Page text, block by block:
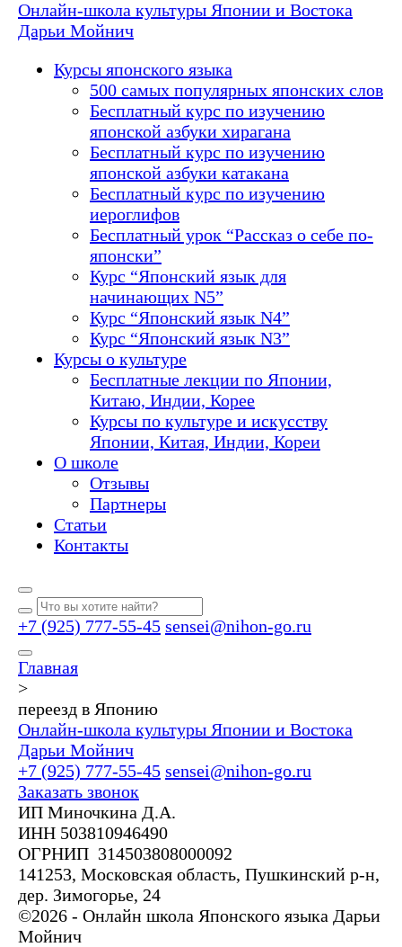
Онлайн-школа культуры Японии и Востока
Дарьи Мойнич
Курсы японского языка
500 самых популярных японских слов
Бесплатный курс по изучению
японской азбуки хирагана
Бесплатный курс по изучению
японской азбуки катакана
Бесплатный курс по изучению
иероглифов
Бесплатный урок “Рассказ о себе по-
японски”
Курс “Японский язык для
начинающих N5”
Курс “Японский язык N4”
Курс “Японский язык N3”
Курсы о культуре
Бесплатные лекции по Японии,
Китаю, Индии, Корее
Курсы по культуре и искусству
Японии, Китая, Индии, Кореи
О школе
Отзывы
Партнеры
Статьи
Контакты
+7 (925) 777-55-45 sensei@nihon-go.ru
Главная
>
переезд в Японию
Онлайн-школа культуры Японии и Востока
Дарьи Мойнич
+7 (925) 777-55-45 sensei@nihon-go.ru
Заказать звонок
ИП Миночкина Д.А.
ИНН 503810946490
ОГРНИП 314503808000092
141253, Московская область, Пушкинский р-н,
дер. Зимогорье, 24
©2026 - Онлайн школа Японского языка Дарьи
Мойнич